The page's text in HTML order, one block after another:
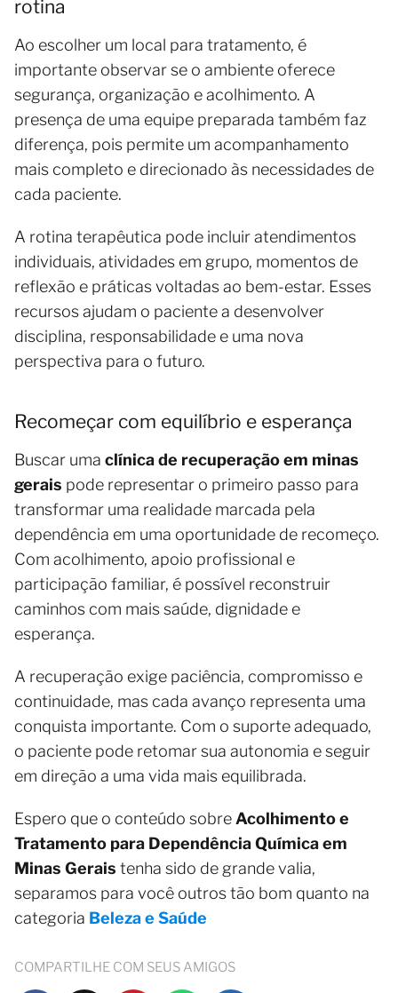
rotina
Ao escolher um local para tratamento, é
importante observar se o ambiente oferece
segurança, organização e acolhimento. A
presença de uma equipe preparada também faz
diferença, pois permite um acompanhamento
mais completo e direcionado às necessidades de
cada paciente.
A rotina terapêutica pode incluir atendimentos
individuais, atividades em grupo, momentos de
reflexão e práticas voltadas ao bem-estar. Esses
recursos ajudam o paciente a desenvolver
disciplina, responsabilidade e uma nova
perspectiva para o futuro.
Recomeçar com equilíbrio e esperança
Buscar uma clínica de recuperação em minas
gerais pode representar o primeiro passo para
transformar uma realidade marcada pela
dependência em uma oportunidade de recomeço.
Com acolhimento, apoio profissional e
participação familiar, é possível reconstruir
caminhos com mais saúde, dignidade e
esperança.
A recuperação exige paciência, compromisso e
continuidade, mas cada avanço representa uma
conquista importante. Com o suporte adequado,
o paciente pode retomar sua autonomia e seguir
em direção a uma vida mais equilibrada.
Espero que o conteúdo sobre Acolhimento e
Tratamento para Dependência Química em
Minas Gerais tenha sido de grande valia,
separamos para você outros tão bom quanto na
categoria Beleza e Saúde
COMPARTILHE COM SEUS AMIGOS